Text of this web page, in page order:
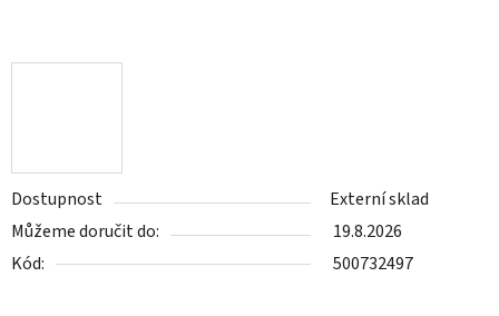
Dostupnost
Externí sklad
Můžeme doručit do:
19.8.2026
Kód:
500732497